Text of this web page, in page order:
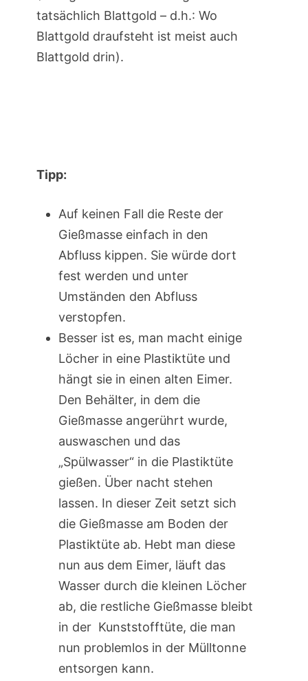
tatsächlich Blattgold – d.h.: Wo
Blattgold draufsteht ist meist auch
Blattgold drin).
Tipp:
Auf keinen Fall die Reste der
Gießmasse einfach in den
Abfluss kippen. Sie würde dort
fest werden und unter
Umständen den Abfluss
verstopfen.
Besser ist es, man macht einige
Löcher in eine Plastiktüte und
hängt sie in einen alten Eimer.
Den Behälter, in dem die
Gießmasse angerührt wurde,
auswaschen und das
„Spülwasser“ in die Plastiktüte
gießen. Über nacht stehen
lassen. In dieser Zeit setzt sich
die Gießmasse am Boden der
Plastiktüte ab. Hebt man diese
nun aus dem Eimer, läuft das
Wasser durch die kleinen Löcher
ab, die restliche Gießmasse bleibt
in der Kunststofftüte, die man
nun problemlos in der Mülltonne
entsorgen kann.